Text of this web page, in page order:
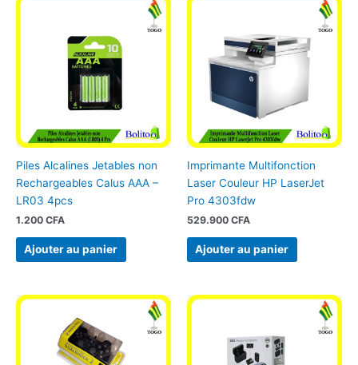
Piles Alcalines Jetables non
Rechargeables Calus AAA –
LR03 4pcs
1.200 CFA
Ajouter au panier
Imprimante Multifonction
Laser Couleur HP LaserJet
Pro 4303fdw
529.900 CFA
Ajouter au panier